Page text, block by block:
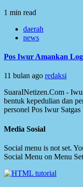
1 min read
daerah
news
Pos Iwur Amankan
11 bulan ago redaksi
SuaraINetizen.Com -
bentuk kepedulian dan
personel Pos Iwur
Media Sosial
Social menu is not set.
Social Menu on Menu